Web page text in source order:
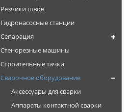
Резчики швов
Гидронасосные станции
Сепарация
Стенорезные машины
Строительные тачки
Сварочное оборудование
Аксессуары для сварки
Аппараты контактной сварки